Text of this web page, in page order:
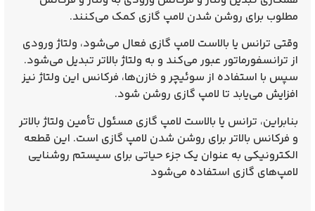
مطلوب برای روشن شدن لامپ گازی کمک می‌کنند.
وقتی ترانس یا بالاست لامپ گازی فعال می‌شود، ولتاژ ورودی
از ترانسفورماتور عبور می‌کند و به ولتاژ بالاتر تبدیل می‌شود.
سپس با استفاده از سوئیچر و خازن‌ها، فرکانس این ولتاژ نیز
افزایش می‌یابد تا لامپ گازی روشن شود.
بنابراین، ترانس یا بالاست لامپ گازی مسئول تأمین ولتاژ بالاتر
و فرکانس بالاتر برای روشن شدن لامپ گازی است. این قطعه
الکترونیکی به عنوان یک جزء حیاتی برای سیستم روشنایی
لامپ‌های گازی استفاده می‌شود